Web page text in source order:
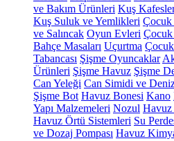
ve Bakım Ürünleri Kuş
Kuş Suluk ve Yemlikleri Çocuk
ve Salıncak Oyun Evleri Çocuk
Bahçe Masaları Uçurtma
Tabancası Şişme Oyuncaklar
Ürünleri Şişme Havuz Şişme
Can Yeleği Can Simidi ve
Şişme Bot Havuz Bonesi Kano
Yapı Malzemeleri Nozul Havuz
Havuz Örtü Sistemleri Su
ve Dozaj Pompası Havuz